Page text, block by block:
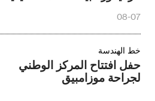
08-07
خط الهندسة
حفل افتتاح المركز الوطني
لجراحة موزامبيق